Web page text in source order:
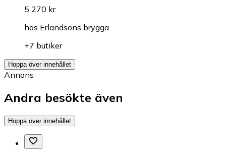
5 270 kr
hos Erlandsons brygga
+7 butiker
Hoppa över innehållet
Annons
Andra besökte även
Hoppa över innehållet